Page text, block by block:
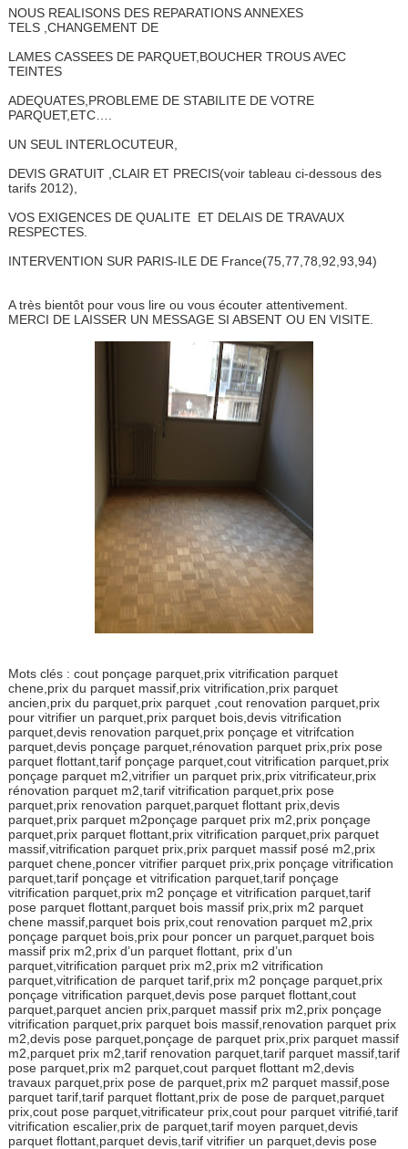
NOUS REALISONS DES REPARATIONS ANNEXES
TELS ,CHANGEMENT DE
LAMES CASSEES DE PARQUET,BOUCHER TROUS AVEC
TEINTES
ADEQUATES,PROBLEME DE STABILITE DE VOTRE
PARQUET,ETC….
UN SEUL INTERLOCUTEUR,
DEVIS GRATUIT ,CLAIR ET PRECIS(voir tableau ci-dessous des
tarifs 2012),
VOS EXIGENCES DE QUALITE ET DELAIS DE TRAVAUX
RESPECTES.
INTERVENTION SUR PARIS-ILE DE France(75,77,78,92,93,94)
A très bientôt pour vous lire ou vous écouter attentivement.
MERCI DE LAISSER UN MESSAGE SI ABSENT OU EN VISITE.
Mots clés : cout ponçage parquet,prix vitrification parquet
chene,prix du parquet massif,prix vitrification,prix parquet
ancien,prix du parquet,prix parquet ,cout renovation parquet,prix
pour vitrifier un parquet,prix parquet bois,devis vitrification
parquet,devis renovation parquet,prix ponçage et vitrifcation
parquet,devis ponçage parquet,rénovation parquet prix,prix pose
parquet flottant,tarif ponçage parquet,cout vitrification parquet,prix
ponçage parquet m2,vitrifier un parquet prix,prix vitrificateur,prix
rénovation parquet m2,tarif vitrification parquet,prix pose
parquet,prix renovation parquet,parquet flottant prix,devis
parquet,prix parquet m2ponçage parquet prix m2,prix ponçage
parquet,prix parquet flottant,prix vitrification parquet,prix parquet
massif,vitrification parquet prix,prix parquet massif posé m2,prix
parquet chene,poncer vitrifier parquet prix,prix ponçage vitrification
parquet,tarif ponçage et vitrification parquet,tarif ponçage
vitrification parquet,prix m2 ponçage et vitrification parquet,tarif
pose parquet flottant,parquet bois massif prix,prix m2 parquet
chene massif,parquet bois prix,cout renovation parquet m2,prix
ponçage parquet bois,prix pour poncer un parquet,parquet bois
massif prix m2,prix d’un parquet flottant, prix d’un
parquet,vitrification parquet prix m2,prix m2 vitrification
parquet,vitrification de parquet tarif,prix m2 ponçage parquet,prix
ponçage vitrification parquet,devis pose parquet flottant,cout
parquet,parquet ancien prix,parquet massif prix m2,prix ponçage
vitrification parquet,prix parquet bois massif,renovation parquet prix
m2,devis pose parquet,ponçage de parquet prix,prix parquet massif
m2,parquet prix m2,tarif renovation parquet,tarif parquet massif,tarif
pose parquet,prix m2 parquet,cout parquet flottant m2,devis
travaux parquet,prix pose de parquet,prix m2 parquet massif,pose
parquet tarif,tarif parquet flottant,prix de pose de parquet,parquet
prix,cout pose parquet,vitrificateur prix,cout pour parquet vitrifié,tarif
vitrification escalier,prix de parquet,tarif moyen parquet,devis
parquet flottant,parquet devis,tarif vitrifier un parquet,devis pose